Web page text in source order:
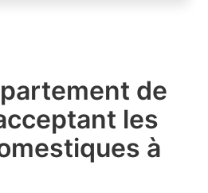
de
les
à